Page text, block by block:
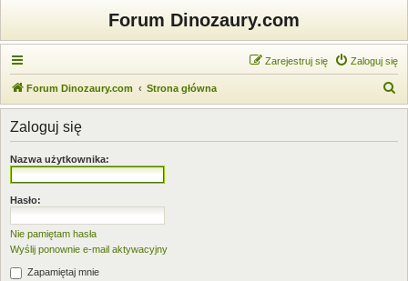
Forum Dinozaury.com
Zaloguj się
Zarejestruj się
Forum Dinozaury.com Strona główna
z
Zaloguj się
Nazwa użytkownika:
Hasło:
Nie pamiętam hasła
Wyślij ponownie e-mail aktywacyjny
Zapamiętaj mnie